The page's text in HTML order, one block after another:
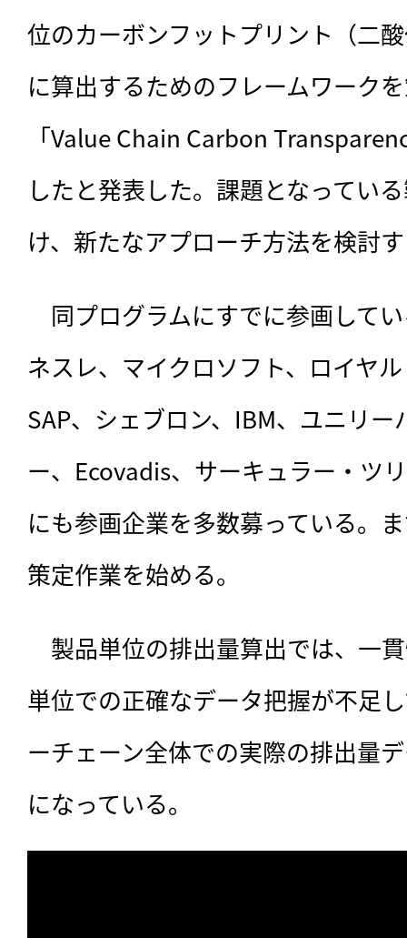
位のカーボンフットプリント（二
に算出するためのフレームワーク
「Value Chain Carbon
したと発表した。課題となってい
け、新たなアプローチ方法を検討
同プログラムにすでに参画して
ネスレ、マイクロソフト、ロイヤ
SAP、シェブロン、IBM、ユニリ
ー、Ecovadis、サーキュラー・ツ
にも参画企業を多数募っている。
策定作業を始める。
製品単位の排出量算出では、一
単位での正確なデータ把握が不足
ーチェーン全体での実際の排出量
になっている。